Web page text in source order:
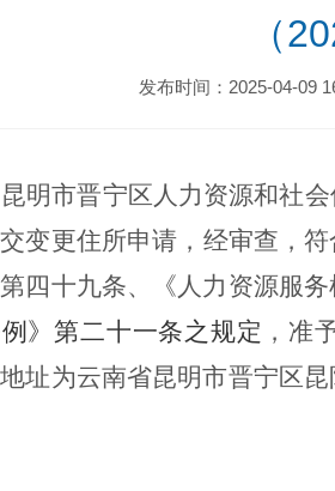
（
发布时间：2025-04-09
昆明市晋宁区人力资源和社会
变更住所申请 ， 经审查，符
四十九条、
《人力资源服
》第二十一条之规定 ， 准
址为云南省昆明市晋宁区